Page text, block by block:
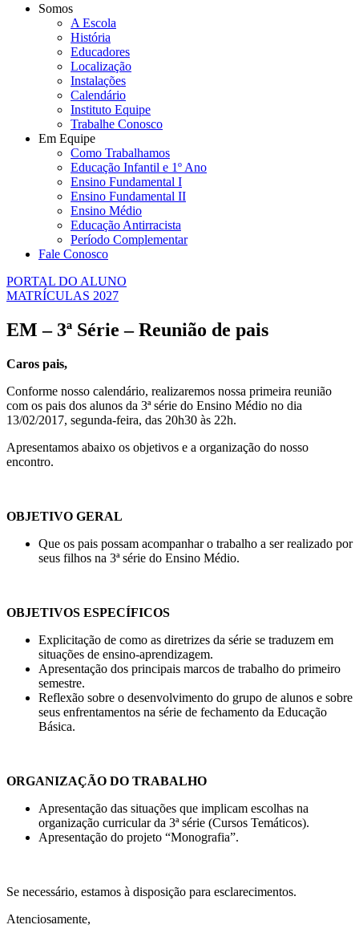
Somos
A Escola
História
Educadores
Localização
Instalações
Calendário
Instituto Equipe
Trabalhe Conosco
Em Equipe
Como Trabalhamos
Educação Infantil e 1º Ano
Ensino Fundamental I
Ensino Fundamental II
Ensino Médio
Educação Antirracista
Período Complementar
Fale Conosco
PORTAL DO ALUNO
MATRÍCULAS 2027
EM – 3ª Série – Reunião de pais
Caros pais,
Conforme nosso calendário, realizaremos nossa primeira reunião
com os pais dos alunos da 3ª série do Ensino Médio no dia
13/02/2017, segunda-feira, das 20h30 às 22h.
Apresentamos abaixo os objetivos e a organização do nosso
encontro.
OBJETIVO GERAL
Que os pais possam acompanhar o trabalho a ser realizado por
seus filhos na 3ª série do Ensino Médio.
OBJETIVOS ESPECÍFICOS
Explicitação de como as diretrizes da série se traduzem em
situações de ensino-aprendizagem.
Apresentação dos principais marcos de trabalho do primeiro
semestre.
Reflexão sobre o desenvolvimento do grupo de alunos e sobre
seus enfrentamentos na série de fechamento da Educação
Básica.
ORGANIZAÇÃO DO TRABALHO
Apresentação das situações que implicam escolhas na
organização curricular da 3ª série (Cursos Temáticos).
Apresentação do projeto “Monografia”.
Se necessário, estamos à disposição para esclarecimentos.
Atenciosamente,